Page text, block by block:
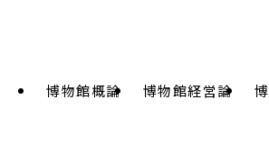
博物館概論 博物館経営論